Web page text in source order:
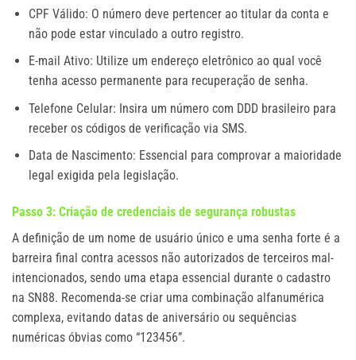
CPF Válido: O número deve pertencer ao titular da conta e
não pode estar vinculado a outro registro.
E-mail Ativo: Utilize um endereço eletrônico ao qual você
tenha acesso permanente para recuperação de senha.
Telefone Celular: Insira um número com DDD brasileiro para
receber os códigos de verificação via SMS.
Data de Nascimento: Essencial para comprovar a maioridade
legal exigida pela legislação.
Passo 3: Criação de credenciais de segurança robustas
A definição de um nome de usuário único e uma senha forte é a
barreira final contra acessos não autorizados de terceiros mal-
intencionados, sendo uma etapa essencial durante o cadastro
na SN88. Recomenda-se criar uma combinação alfanumérica
complexa, evitando datas de aniversário ou sequências
numéricas óbvias como “123456”.